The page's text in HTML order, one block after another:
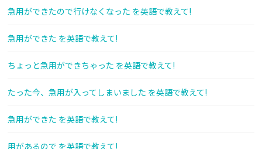
急用ができたので行けなくなった を英語で教えて!
急用ができた を英語で教えて!
ちょっと急用ができちゃった を英語で教えて!
たった今、急用が入ってしまいました を英語で教えて!
急用ができた を英語で教えて!
用があるので を英語で教えて!